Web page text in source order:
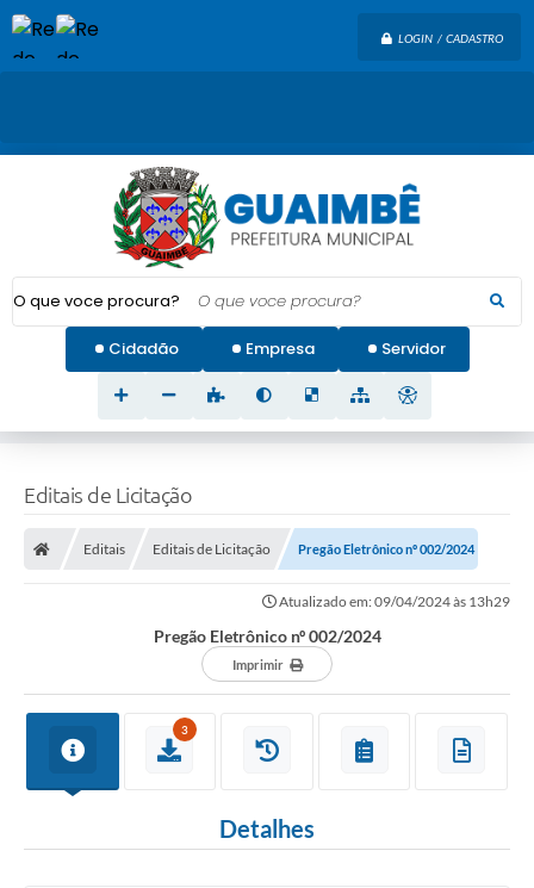
LOGIN / CADASTRO
O que voce procura?
Cidadão Empresa Servidor
Editais de Licitação
Editais Editais de Licitação Pregão Eletrônico nº 002/2024
Atualizado em: 09/04/2024 às 13h29
Pregão Eletrônico nº 002/2024
Imprimir
3
Detalhes